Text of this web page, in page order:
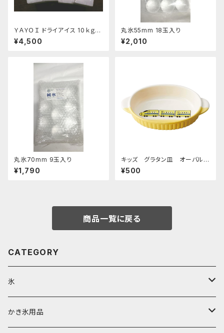
ＹＡＹＯＩ ドライアイス 10ｋｇ
おすすめ
¥4,500
丸氷55mm 18玉入り
¥2,010
丸氷70mm 9玉入り
¥1,790
キッズ グラタン皿 オーバルデ
ィッシュ 超特急イエロー
¥500
商品一覧に戻る
CATEGORY
氷
富士天然水の氷
かき氷用品